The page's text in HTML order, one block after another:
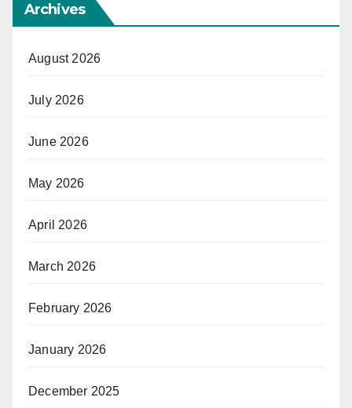
Archives
August 2026
July 2026
June 2026
May 2026
April 2026
March 2026
February 2026
January 2026
December 2025